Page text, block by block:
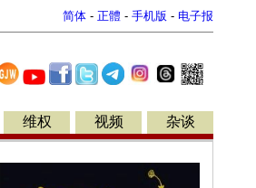
简体 - 正體 - 手机版 - 电子报
维权 视频 杂谈